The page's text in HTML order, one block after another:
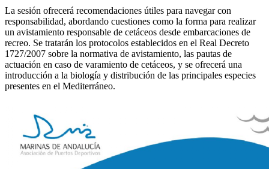
La sesión ofrecerá recomendaciones útiles para navegar con
responsabilidad, abordando cuestiones como la forma para realizar
un avistamiento responsable de cetáceos desde embarcaciones de
recreo. Se tratarán los protocolos establecidos en el Real Decreto
1727/2007 sobre la normativa de avistamiento, las pautas de
actuación en caso de varamiento de cetáceos, y se ofrecerá una
introducción a la biología y distribución de las principales especies
presentes en el Mediterráneo.